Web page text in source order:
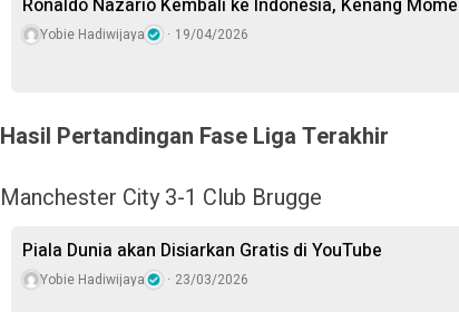
Ronaldo Nazario Kembali ke Indonesia, Kenang
Yobie Hadiwijaya 19/04/2026
Hasil Pertandingan Fase Liga Terakhir
Manchester City 3-1 Club Brugge
Piala Dunia akan Disiarkan Gratis di YouTube
Yobie Hadiwijaya 23/03/2026